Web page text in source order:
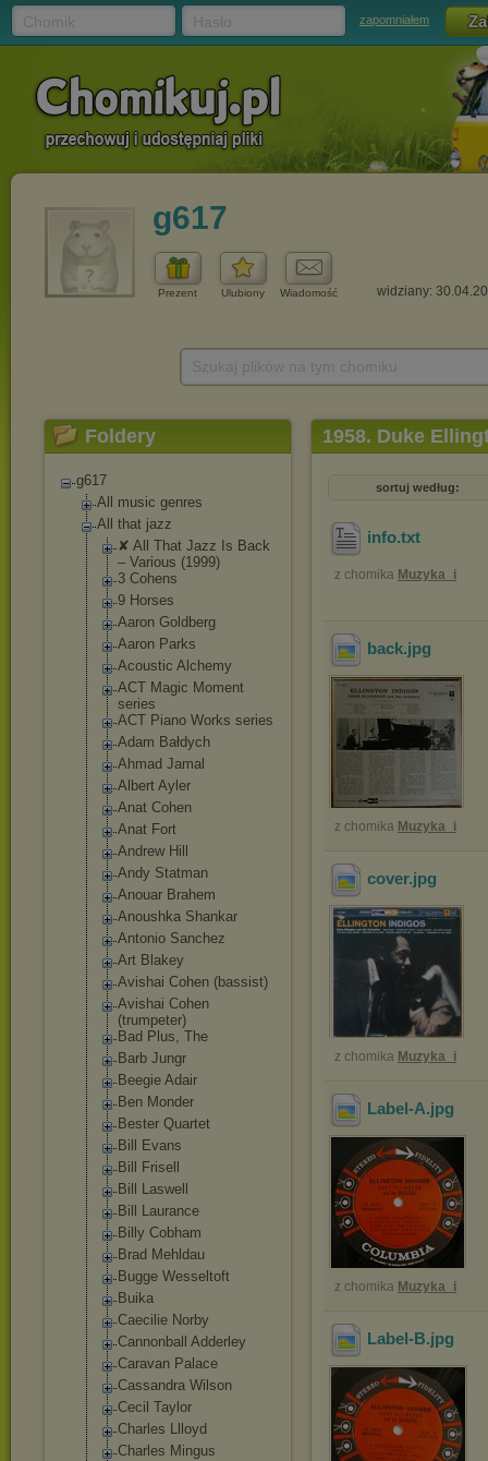
zapomniałem
g617
Prezent Ulubiony Wiadomość widziany:
Foldery
g617
All music genres
All that jazz
✘ All That Jazz Is Back
‎– Various (1999)
3 Cohens
9 Horses
Aaron Goldberg
Aaron Parks
Acoustic Alchemy
ACT Magic Moment
series
ACT Piano Works series
Adam Bałdych
Ahmad Jamal
Albert Ayler
Anat Cohen
Anat Fort
Andrew Hill
Andy Statman
Anouar Brahem
Anoushka Shankar
Antonio Sanchez
Art Blakey
Avishai Cohen (bassist)
Avishai Cohen
(trumpeter)
Bad Plus, The
Barb Jungr
Beegie Adair
Ben Monder
Bester Quartet
Bill Evans
Bill Frisell
Bill Laswell
Bill Laurance
Billy Cobham
Brad Mehldau
Bugge Wesseltoft
Buika
Caecilie Norby
Cannonball Adderley
Caravan Palace
Cassandra Wilson
Cecil Taylor
Charles Llloyd
Charles Mingus
1958. Duke
sortuj według:
info.txt
z chomika Muzyka_i
back.jpg
z chomika Muzyka_i
cover.jpg
z chomika Muzyka_i
Label-A.jpg
z chomika Muzyka_i
Label-B.jpg